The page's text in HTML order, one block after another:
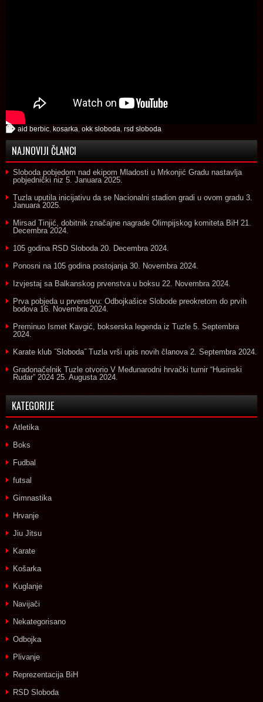
aid berbic, kosarka, okk sloboda, rsd sloboda
NAJNOVIJI ČLANCI
Sloboda pobjedom nad ekipom Mladosti u Mrkonjić Gradu nastavlja
pobjednički niz 5. Januara 2025.
Tuzla uputila inicijativu da se Nacionalni stadion gradi u ovom gradu 3.
Januara 2025.
Mirsad Tinjić, dobitnik značajne nagrade Olimpijskog komiteta BiH 21.
Decembra 2024.
105 godina RSD Sloboda 20. Decembra 2024.
Ponosni na 105 godina postojanja 30. Novembra 2024.
Izvjestaj sa Balkanskog prvenstva u boksu 22. Novembra 2024.
Prva pobjeda u prvenstvu: Odbojkašice Slobode preokretom do prvih
bodova 16. Novembra 2024.
Preminuo Ismet Kavgić, bokserska legenda iz Tuzle 5. Septembra
2024.
Karate klub ˝Sloboda˝ Tuzla vrši upis novih članova 2. Septembra 2024.
Gradonačelnik Tuzle otvorio V Međunarodni hrvački turnir “Husinski
Rudar” 2024 25. Augusta 2024.
KATEGORIJE
Atletika
Boks
Fudbal
futsal
Gimnastika
Hrvanje
Jiu Jitsu
Karate
Košarka
Kuglanje
Navijači
Nekategorisano
Odbojka
Plivanje
Reprezentacija BiH
RSD Sloboda